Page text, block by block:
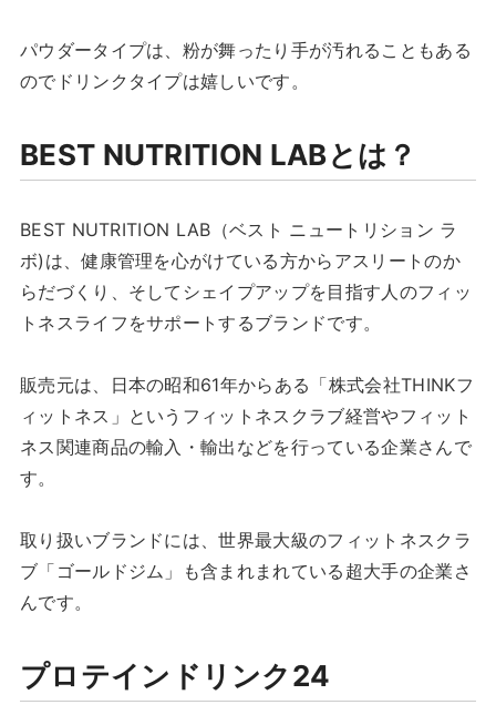
パウダータイプは、粉が舞ったり手が汚れることもある
のでドリンクタイプは嬉しいです。
BEST NUTRITION LABとは？
BEST NUTRITION LAB（ベスト ニュートリション ラ
ボ)は、健康管理を心がけている方からアスリートのか
らだづくり、そしてシェイプアップを目指す人のフィッ
トネスライフをサポートするブランドです。
販売元は、日本の昭和61年からある「株式会社THINKフ
ィットネス」というフィットネスクラブ経営やフィット
ネス関連商品の輸入・輸出などを行っている企業さんで
す。
取り扱いブランドには、世界最大級のフィットネスクラ
ブ「ゴールドジム」も含まれまれている超大手の企業さ
んです。
プロテインドリンク24